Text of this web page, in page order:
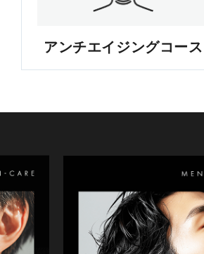
アンチエイジングコース